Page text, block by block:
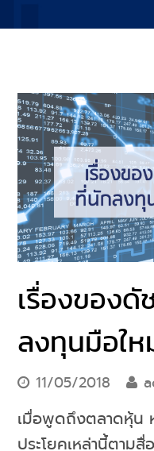
เรื่องของ
ลงทุนมือใ
11/05/2018
เมื่อพูดถึงตลาดหุ้น
ประโยคเหล่านี้ตาม